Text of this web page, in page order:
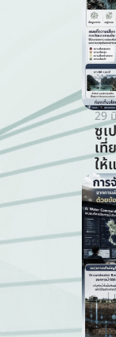
29
ซูเ
เที่
ให้
ท่า
สภ
ท่อ